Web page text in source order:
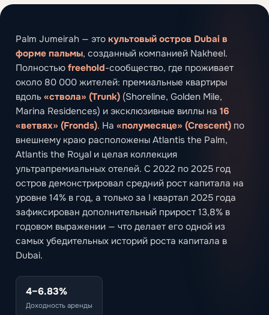
Palm Jumeirah — это культовый остров Dubai в
форме пальмы, созданный компанией Nakheel.
Полностью freehold-сообщество, где проживает
около 80 000 жителей: премиальные квартиры
вдоль «ствола» (Trunk) (Shoreline, Golden Mile,
Marina Residences) и эксклюзивные виллы на 16
«ветвях» (Fronds). На «полумесяце» (Crescent) по
внешнему краю расположены Atlantis the Palm,
Atlantis the Royal и целая коллекция
ультрапремиальных отелей. С 2022 по 2025 год
остров демонстрировал средний рост капитала на
уровне 14% в год, а только за I квартал 2025 года
зафиксирован дополнительный прирост 13,8% в
годовом выражении — что делает его одной из
самых убедительных историй роста капитала в
Dubai.
4–6.83%
Доходность аренды